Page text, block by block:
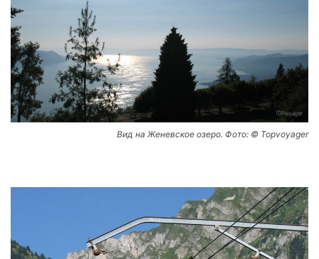
Вид на Женевское озеро. Фото: © Topvoyager